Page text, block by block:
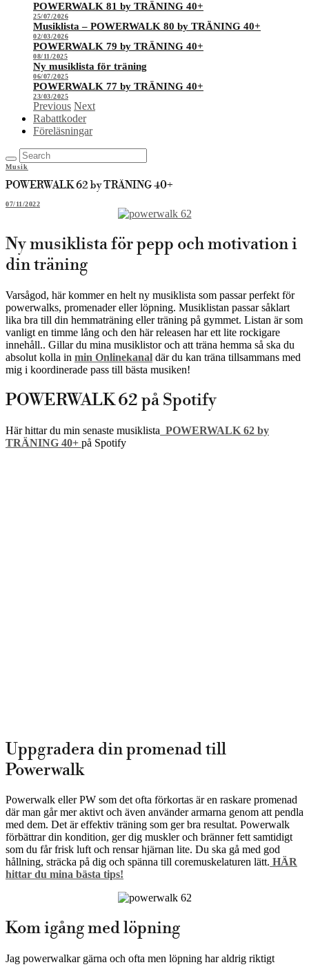
POWERWALK 81 by TRÄNING 40+
25/07/2026
Musiklista – POWERWALK 80 by TRÄNING 40+
02/03/2026
POWERWALK 79 by TRÄNING 40+
08/11/2025
Ny musiklista för träning
06/07/2025
POWERWALK 77 by TRÄNING 40+
23/03/2025
Previous Next
Rabattkoder
Föreläsningar
Musik
POWERWALK 62 by TRÄNING 40+
07/11/2022
Ny musiklista för pepp och motivation i
din träning
Varsågod, här kommer en helt ny musiklista som passar perfekt för
powerwalks, promenader eller löpning. Musiklistan passar såklart
lika bra till din hemmaträning eller träning på gymmet. Listan är som
vanligt en timme lång och den här releasen har ett lite rockigare
innehåll.. Gillar du mina musiklistor och att träna hemma så ska du
absolut kolla in min Onlinekanal där du kan träna tillsammans med
mig i koordinerade pass till bästa musiken!
POWERWALK 62 på Spotify
Här hittar du min senaste musiklista POWERWALK 62 by
TRÄNING 40+ på Spotify
Uppgradera din promenad till
Powerwalk
Powerwalk eller PW som det ofta förkortas är en raskare promenad
där man går mer aktivt och även använder armarna genom att pendla
med dem. Det är effektiv träning som ger bra resultat. Powerwalk
förbättrar din kondition, ger dig muskler och bränner fett samtidigt
som du får frisk luft och rensar hjärnan lite. Du ska gå med god
hållning, sträcka på dig och spänna till coremuskelaturen lätt. HÄR
hittar du mina bästa tips!
Kom igång med löpning
Jag powerwalkar gärna och ofta men löpning har aldrig riktigt